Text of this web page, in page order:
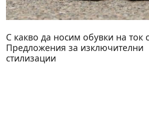
С какво да носим обувки на ток
Предложения за изключителни
стилизации